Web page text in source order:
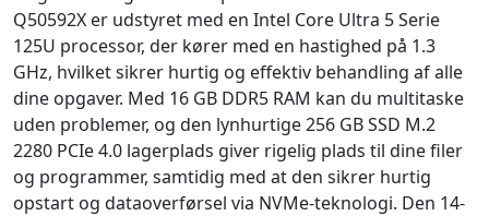
Q50592X er udstyret med en Intel Core Ultra 5 Serie
125U processor, der kører med en hastighed på 1.3
GHz, hvilket sikrer hurtig og effektiv behandling af alle
dine opgaver. Med 16 GB DDR5 RAM kan du multitaske
uden problemer, og den lynhurtige 256 GB SSD M.2
2280 PCIe 4.0 lagerplads giver rigelig plads til dine filer
og programmer, samtidig med at den sikrer hurtig
opstart og dataoverførsel via NVMe-teknologi. Den 14-